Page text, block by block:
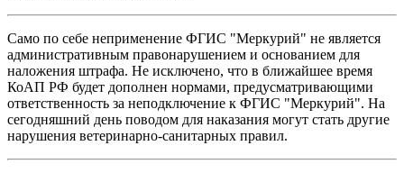
Само по себе неприменение ФГИС "Меркурий" не является
административным правонарушением и основанием для
наложения штрафа. Не исключено, что в ближайшее время
КоАП РФ будет дополнен нормами, предусматривающими
ответственность за неподключение к ФГИС "Меркурий". На
сегодняшний день поводом для наказания могут стать другие
нарушения ветеринарно-санитарных правил.